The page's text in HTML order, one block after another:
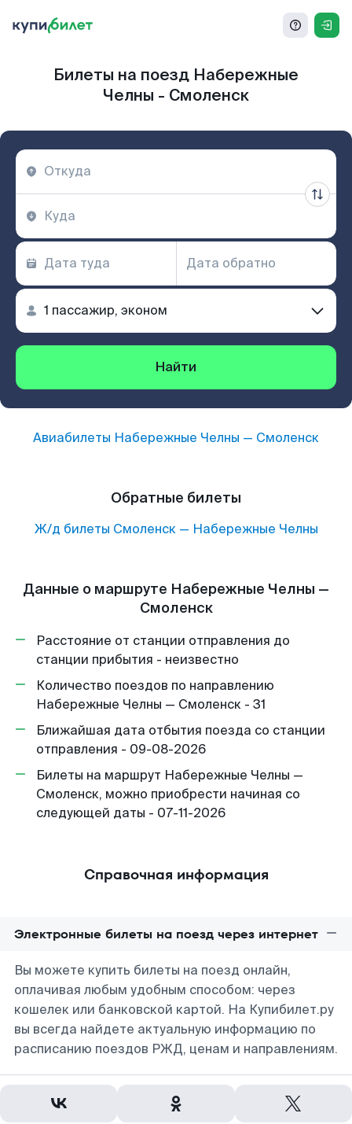
Билеты на поезд Набережные
Челны - Смоленск
Найти
Авиабилеты Набережные Челны — Смоленск
Обратные билеты
Ж/д билеты Смоленск— Набережные Челны
Данные о маршруте Набережные Челны —
Смоленск
Расстояние от станции отправления до
станции прибытия - неизвестно
Количество поездов по направлению
Набережные Челны — Смоленск - 31
Ближайшая дата отбытия поезда со станции
отправления - 09-08-2026
Билеты на маршрут Набережные Челны —
Смоленск, можно приобрести начиная со
следующей даты - 07-11-2026
Справочная информация
Электронные билеты на поезд через интернет
Вы можете купить билеты на поезд онлайн,
оплачивая любым удобным способом: через
кошелек или банковской картой. На Купибилет.ру
вы всегда найдете актуальную информацию по
расписанию поездов РЖД, ценам и направлениям.